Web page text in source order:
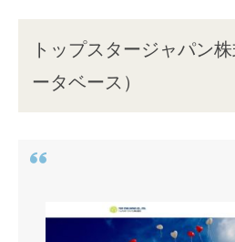
トップスタージャパン
ータベース）